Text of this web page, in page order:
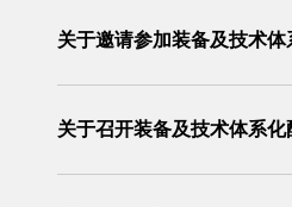
关于邀请参加装备及技术
关于召开装备及技术体系